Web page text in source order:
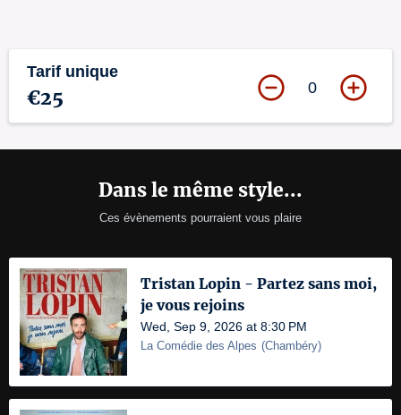
Tarif unique
€25 0
Dans le même style...
Ces évènements pourraient vous plaire
Tristan Lopin - Partez sans moi,
je vous rejoins
Wed, Sep 9, 2026 at 8:30 PM
La Comédie des Alpes (Chambéry)